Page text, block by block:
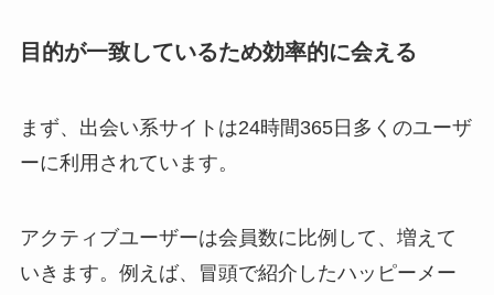
目的が一致しているため効率的に会える
まず、出会い系サイトは24時間365日多くのユーザ
ーに利用されています。
アクティブユーザーは会員数に比例して、増えて
いきます。例えば、冒頭で紹介したハッピーメー